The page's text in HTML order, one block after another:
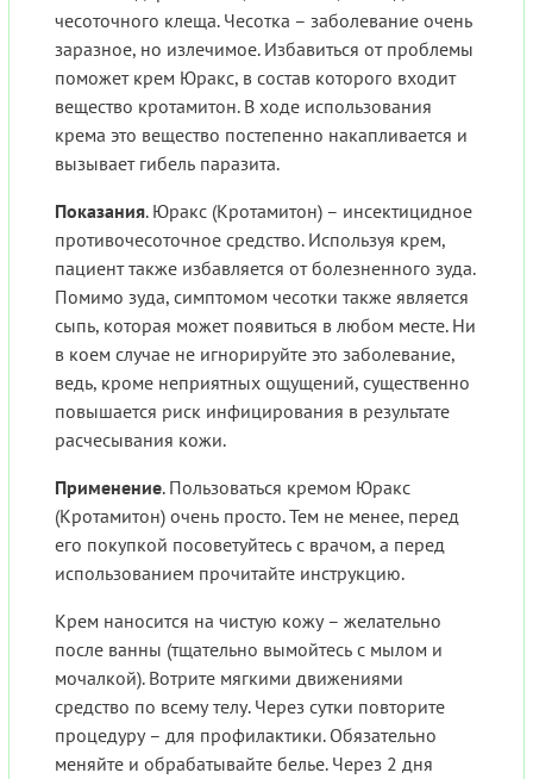
чесоточного клеща. Чесотка – заболевание очень
заразное, но излечимое. Избавиться от проблемы
поможет крем Юракс, в состав которого входит
вещество кротамитон. В ходе использования
крема это вещество постепенно накапливается и
вызывает гибель паразита.
Показания. Юракс (Кротамитон) – инсектицидное
противочесоточное средство. Используя крем,
пациент также избавляется от болезненного зуда.
Помимо зуда, симптомом чесотки также является
сыпь, которая может появиться в любом месте. Ни
в коем случае не игнорируйте это заболевание,
ведь, кроме неприятных ощущений, существенно
повышается риск инфицирования в результате
расчесывания кожи.
Применение. Пользоваться кремом Юракс
(Кротамитон) очень просто. Тем не менее, перед
его покупкой посоветуйтесь с врачом, а перед
использованием прочитайте инструкцию.
Крем наносится на чистую кожу – желательно
после ванны (тщательно вымойтесь с мылом и
мочалкой). Вотрите мягкими движениями
средство по всему телу. Через сутки повторите
процедуру – для профилактики. Обязательно
меняйте и обрабатывайте белье. Через 2 дня